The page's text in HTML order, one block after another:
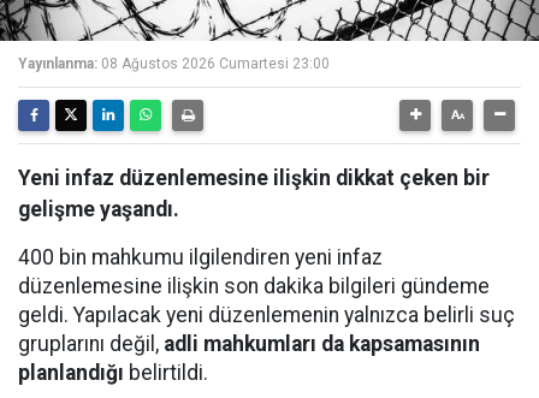
Yayınlanma: 08 Ağustos 2026 Cumartesi 23:00
Yeni infaz düzenlemesine ilişkin dikkat çeken bir
gelişme yaşandı.
400 bin mahkumu ilgilendiren yeni infaz
düzenlemesine ilişkin son dakika bilgileri gündeme
geldi. Yapılacak yeni düzenlemenin yalnızca belirli suç
gruplarını değil, adli mahkumları da kapsamasının
planlandığı belirtildi.